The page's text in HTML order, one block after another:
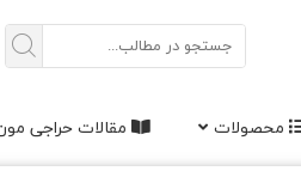
محصولات مقالات حراجی